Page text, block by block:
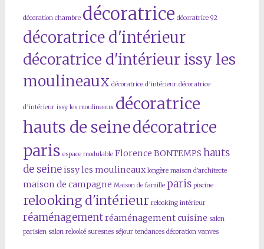
décoration chambre décoratrice décoratrice 92
décoratrice d'intérieur
décoratrice d'intérieur issy les
moulineaux décoratrice d’intérieur décoratrice
d’intérieur issy les moulineaux décoratrice
hauts de seinedécoratrice
paris espace modulable Florence BONTEMPS hauts
de seine issy les moulineaux longère maison d'architecte
maison de campagne Maison de famille paris piscine
relooking d'intérieur relooking intérieur
réaménagementréaménagement cuisine salon
parisien salon relooké suresnes séjour tendances décoration vanves